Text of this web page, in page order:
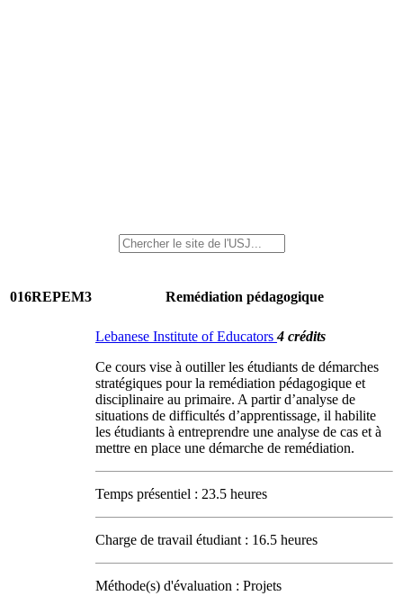
016REPEM3 Remédiation pédagogique
Lebanese Institute of Educators4 crédits
Ce cours vise à outiller les étudiants de démarches
stratégiques pour la remédiation pédagogique et
disciplinaire au primaire. A partir d’analyse de
situations de difficultés d’apprentissage, il habilite
les étudiants à entreprendre une analyse de cas et à
mettre en place une démarche de remédiation.
Temps présentiel : 23.5 heures
Charge de travail étudiant : 16.5 heures
Méthode(s) d'évaluation : Projets